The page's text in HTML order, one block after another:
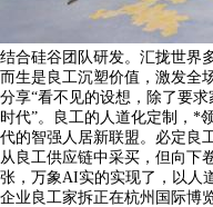
结合硅谷团队研发。汇拢世界
而生是良工沉塑价值，激发全
分享“看不见的设想，除了要
时代”。良工的人道化定制，*
代的智强人居新联盟。必定良
从良工供应链中采买，但向下
张，万象AI实的实现了，以人
企业良工家拆正在杭州国际博